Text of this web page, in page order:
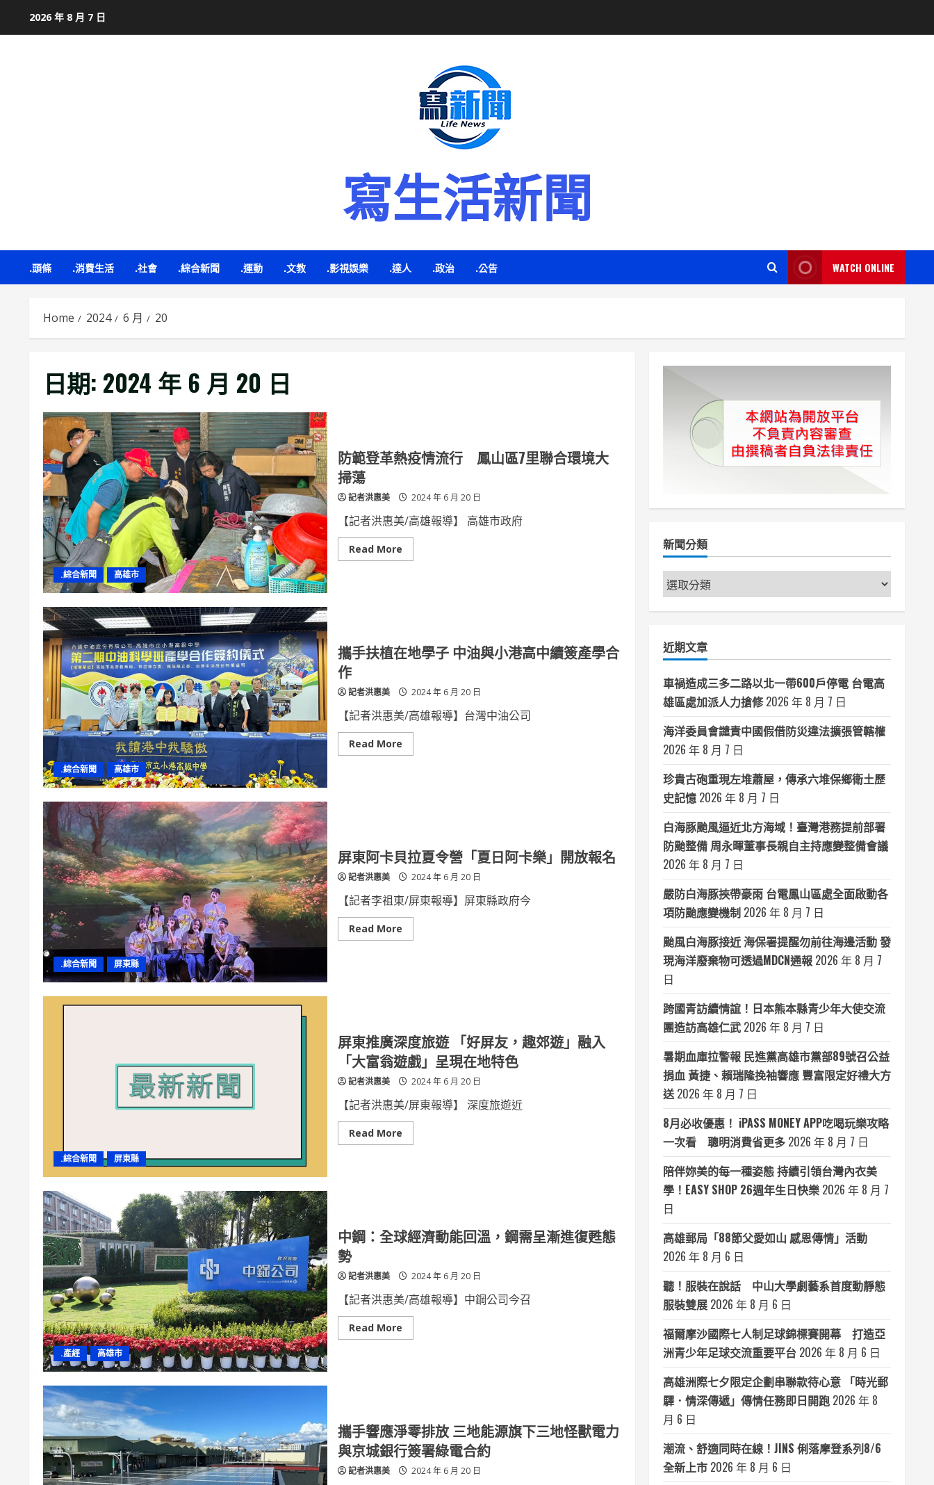
2026 年 8 月 7 日
寫生活新聞
.頭條 .消費生活 .社會 .綜合新聞 .運動 .文教 .影視娛樂 .達人 .政治 .公告 WATCH ONLINE
Home 2024 6 月 20
日期: 2024 年 6 月 20 日
.綜合新聞 高雄市
防範登革熱疫情流行 鳳山區7里聯合環境大
掃蕩
記者洪惠美 2024 年 6 月 20 日
【記者洪惠美/高雄報導】 高雄市政府
Read MoreRead
more
流
行
區
7
聯
合
環
境
大
.綜合新聞 高雄市
攜手扶植在地學子 中油與小港高中續簽產學合
作
記者洪惠美 2024 年 6 月 20 日
【記者洪惠美/高雄報導】台灣中油公司
Read MoreRead
more
中
油
與
小
高
中
續
簽
產
.綜合新聞 屏東縣
屏東阿卡貝拉夏令營「夏日阿卡樂」開放報名
記者洪惠美 2024 年 6 月 20 日
【記者李祖東/屏東報導】屏東縣政府今
Read MoreRead
more
營
「夏
日
阿
卡
樂」
放
報
名
.綜合新聞 屏東縣
屏東推廣深度旅遊 「好屏友，趣郊遊」融入
「大富翁遊戲」呈現在地特色
記者洪惠美 2024 年 6 月 20 日
【記者洪惠美/屏東報導】 深度旅遊近
Read MoreRead
more
遊
「好
趣
郊
融
入
「大
富
翁
.產經 高雄市
中鋼：全球經濟動能回溫，鋼需呈漸進復甦態
勢
記者洪惠美 2024 年 6 月 20 日
【記者洪惠美/高雄報導】中鋼公司今召
Read MoreRead
more
能
回
溫，
鋼
需
呈
攜手響應淨零排放 三地能源旗下三地怪獸電力
與京城銀行簽署綠電合約
記者洪惠美 2024 年 6 月 20 日
新聞分類
新
聞
分
近期文章
車禍造成三多二路以北一帶600戶停電 台電高
雄區處加派人力搶修 2026 年 8 月 7 日
海洋委員會譴責中國假借防災違法擴張管轄權
2026 年 8 月 7 日
珍貴古砲重現左堆蕭屋，傳承六堆保鄉衛土歷
史記憶 2026 年 8 月 7 日
白海豚颱風逼近北方海域！臺灣港務提前部署
防颱整備 周永暉董事長親自主持應變整備會議
2026 年 8 月 7 日
嚴防白海豚挾帶豪雨 台電鳳山區處全面啟動各
項防颱應變機制 2026 年 8 月 7 日
颱風白海豚接近 海保署提醒勿前往海邊活動 發
現海洋廢棄物可透過MDCN通報 2026 年 8 月 7
日
跨國青訪續情誼！日本熊本縣青少年大使交流
團造訪高雄仁武 2026 年 8 月 7 日
暑期血庫拉警報 民進黨高雄市黨部89號召公益
捐血 黃捷、賴瑞隆挽袖響應 豐富限定好禮大方
送 2026 年 8 月 7 日
8月必收優惠！ iPASS MONEY APP吃喝玩樂攻略
一次看 聰明消費省更多 2026 年 8 月 7 日
陪伴妳美的每一種姿態 持續引領台灣內衣美
學！EASY SHOP 26週年生日快樂 2026 年 8 月 7
日
高雄郵局「88節父愛如山 感恩傳情」活動
2026 年 8 月 6 日
聽！服裝在說話 中山大學劇藝系首度動靜態
服裝雙展 2026 年 8 月 6 日
福爾摩沙國際七人制足球錦標賽開幕 打造亞
洲青少年足球交流重要平台 2026 年 8 月 6 日
高雄洲際七夕限定企劃串聯款待心意 「時光郵
驛．情深傳遞」傳情任務即日開跑 2026 年 8
月 6 日
潮流、舒適同時在線！JINS 俐落摩登系列8/6
全新上市 2026 年 8 月 6 日